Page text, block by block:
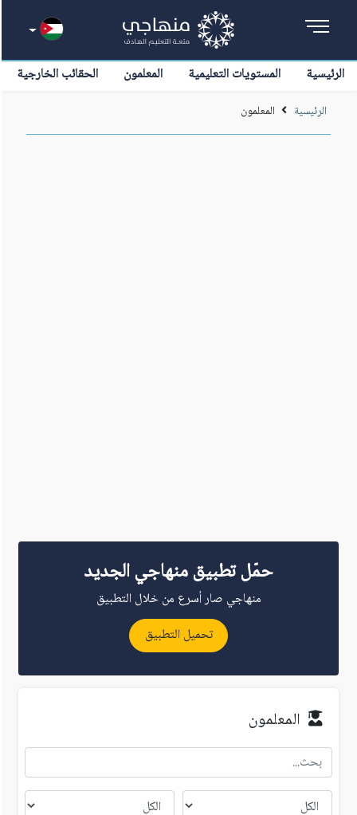
الرئيسية المستويات التعليمية المعلمون الحقائب الخارجية
الرئيسية المعلمون
حمّل تطبيق منهاجي الجديد
منهاجي صار أسرع من خلال التطبيق
تحميل التطبيق
المعلمون